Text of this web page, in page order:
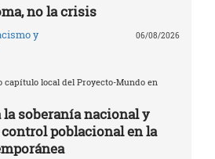
no la crisis
y
06/08/2026
capítulo local del Proyecto-Mundo en
soberanía nacional y
poblacional en la